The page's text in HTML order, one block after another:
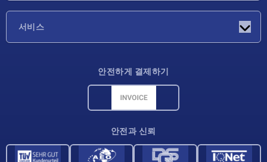
서비스
안전하게 결제하기
안전과 신뢰